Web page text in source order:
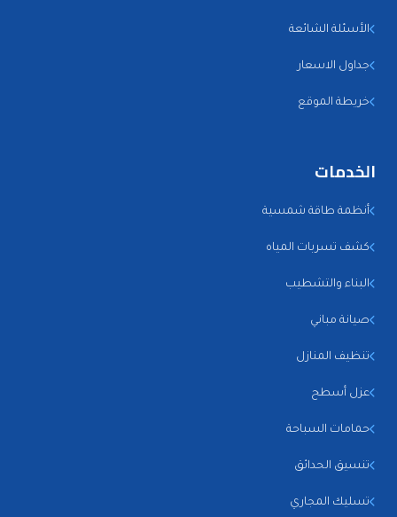
الأسئلة الشائعة
جداول الاسعار
خريطة الموقع
الخدمات
أنظمة طاقة شمسية
كشف تسربات المياه
البناء والتشطيب
صيانة مباني
تنظيف المنازل
عزل أسطح
حمامات السباحة
تنسيق الحدائق
تسليك المجاري